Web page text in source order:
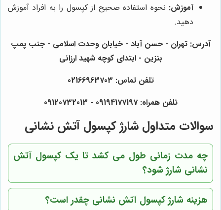
آموزش: نحوه استفاده صحیح از کپسول را به افراد آموزش
دهید.
آدرس: تهران - حسن آباد - خیابان وحدت اسلامی - جنب پمپ
بنزین - ابتدای کوچه شهید ارزانی
تلفن تماس: 02166963703
تلفن همراه: 09194177197 - 09120732013
سوالات متداول شارژ کپسول آتش نشانی
چه مدت زمانی طول می کشد تا یک کپسول آتش
نشانی شارژ شود؟
هزینه شارژ کپسول آتش نشانی چقدر است؟